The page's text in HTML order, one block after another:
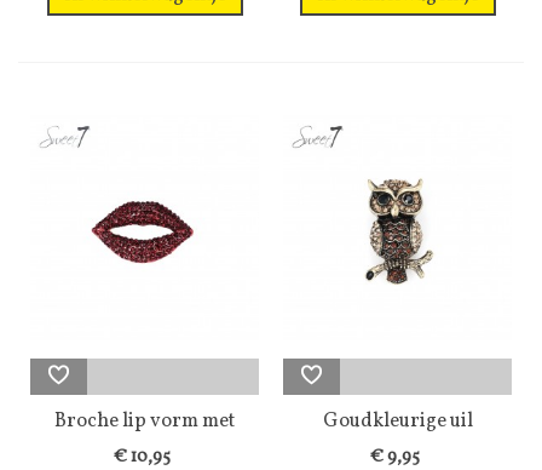
Broche lip vorm met
rode...
€ 10,95
Goudkleurige uil
broche gevuld...
€ 9,95